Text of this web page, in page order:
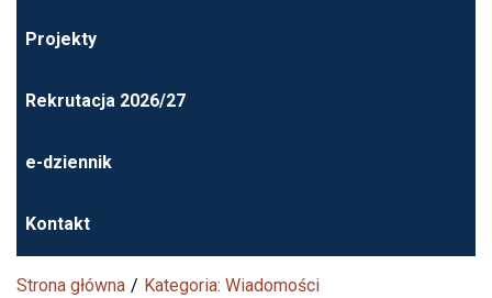
Projekty
Rekrutacja 2026/27
e-dziennik
Kontakt
Strona główna
Kategoria: Wiadomości